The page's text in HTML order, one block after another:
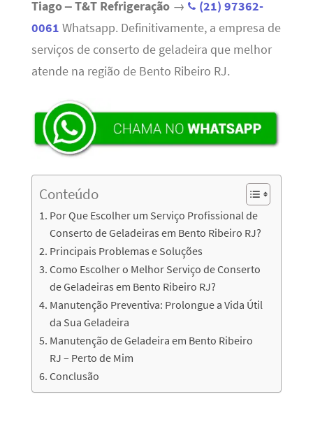
Tiago – T&T Refrigeração→
(21) 97362-
0061 Whatsapp. Definitivamente, a empresa de
serviços de conserto de geladeira que melhor
atende na região de Bento Ribeiro RJ.
Conteúdo
Por Que Escolher um Serviço Profissional de
Conserto de Geladeiras em Bento Ribeiro RJ?
Principais Problemas e Soluções
Como Escolher o Melhor Serviço de Conserto
de Geladeiras em Bento Ribeiro RJ?
Manutenção Preventiva: Prolongue a Vida Útil
da Sua Geladeira
Manutenção de Geladeira em Bento Ribeiro
RJ – Perto de Mim
Conclusão